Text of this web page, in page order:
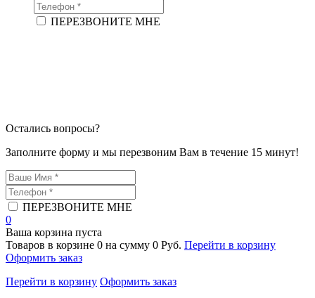
ПЕРЕЗВОНИТЕ МНЕ
Остались вопросы?
Заполните форму и мы перезвоним Вам в течение 15 минут!
ПЕРЕЗВОНИТЕ МНЕ
0
Ваша корзина пуста
Товаров в корзине 0 на сумму 0 Руб. Перейти в корзину
Оформить заказ
Перейти в корзину Оформить заказ